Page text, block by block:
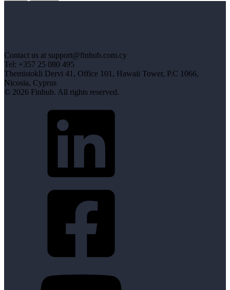
Contact us at support@finhub.com.cy
Tel: +357 25 080 495
Themistokli Dervi 41, Office 101, Hawaii Tower, P.C 1066,
Nicosia, Cyprus
© 2026 Finhub. All rights reserved.